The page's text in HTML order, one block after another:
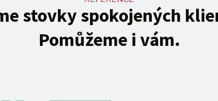
stovky spokojených
Pomůžeme i vám.